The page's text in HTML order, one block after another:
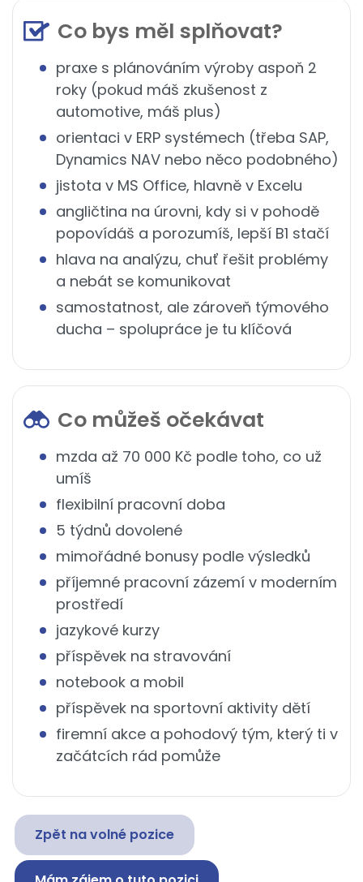
Co bys měl splňovat?
praxe s plánováním výroby aspoň 2
roky (pokud máš zkušenost z
automotive, máš plus)
orientaci v ERP systémech (třeba SAP,
Dynamics NAV nebo něco podobného)
jistota v MS Office, hlavně v Excelu
angličtina na úrovni, kdy si v pohodě
popovídáš a porozumíš, lepší B1 stačí
hlava na analýzu, chuť řešit problémy
a nebát se komunikovat
samostatnost, ale zároveň týmového
ducha – spolupráce je tu klíčová
Co můžeš očekávat
mzda až 70 000 Kč podle toho, co už
umíš
flexibilní pracovní doba
5 týdnů dovolené
mimořádné bonusy podle výsledků
příjemné pracovní zázemí v moderním
prostředí
jazykové kurzy
příspěvek na stravování
notebook a mobil
příspěvek na sportovní aktivity dětí
firemní akce a pohodový tým, který ti v
začátcích rád pomůže
Zpět na volné pozice